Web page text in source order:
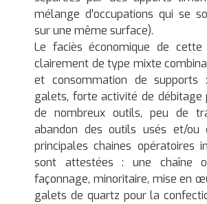
mélange d’occupations qui se
sur une même surface).
Le faciès économique de
clairement de type mixte
et consommation de supports
galets, forte activité de débitage
de nombreux outils, peu de
abandon des outils usés et/ou
principales chaines opératoires
sont attestées : une chaîne
façonnage, minoritaire, mise en
galets de quartz pour la